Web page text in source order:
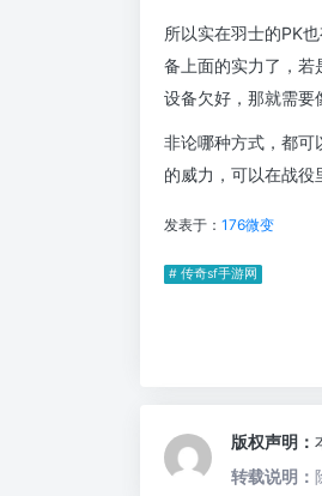
所以实在羽士的PK
备上面的实力了，若
设备欠好，那就需要
非论哪种方式，都可
的威力，可以在战役
发表于： 176微变
# 传奇sf手游网
版权声明：
转载说明：